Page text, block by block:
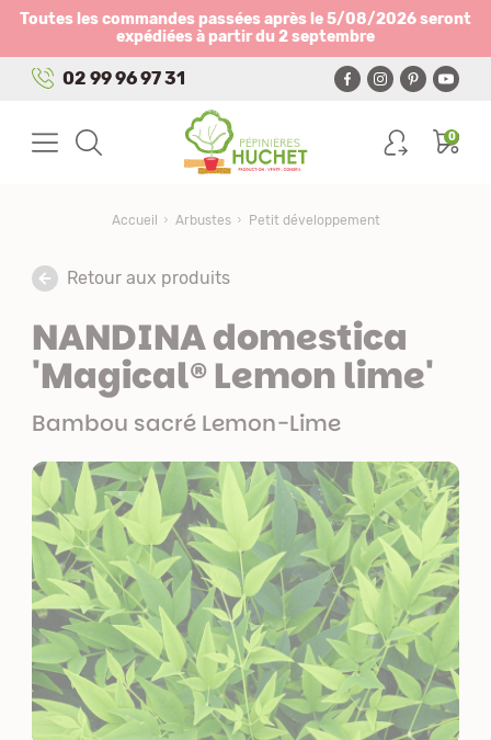
Toutes les commandes passées après le 5/08/2026 seront
expédiées à partir du 2 septembre
02 99 96 97 31
0
Accueil Arbustes Petit développement
Retour aux produits
NANDINA domestica
'Magical® Lemon lime'
Bambou sacré Lemon-Lime
Panneau de gestion des cookies